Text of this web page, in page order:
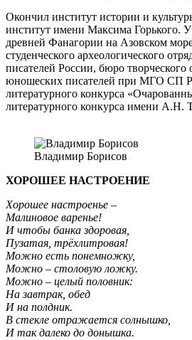
Окончил институт истории и
институт имени Максима Горького.
древней Фанагории на Азовском
студенческого археологического
писателей России, бюро творческого
юношеских писателей при МГО СП
литературного конкурса
литературного конкурса имени А.Н.
Владимир Борисов
ХОРОШЕЕ НАСТРОЕНИЕ
Хорошее настроенье –
Малиновое варенье!
И чтобы банка здоровая,
Пузатая, трёхлитровая!
Можно есть понемножку,
Можно – столовую ложку.
Можно – целый половник:
На завтрак, обед
И на полдник.
В стекле отражается солнышко,
И так далеко до донышка.